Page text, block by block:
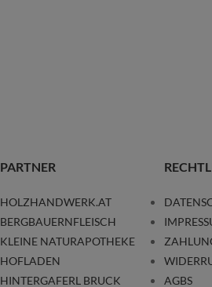
PARTNER
HOLZHANDWERK.AT
BERGBAUERNFLEISCH
KLEINE NATURAPOTHEKE
HOFLADEN
HINTERGAFERL BRUCK
AGBS